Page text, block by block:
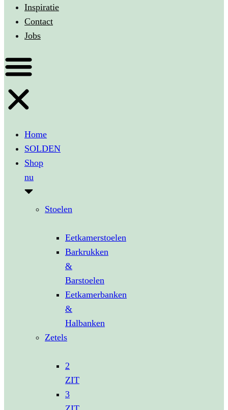
Inspiratie
Contact
Jobs
Home
SOLDEN
Shop
nu
Stoelen
Eetkamerstoelen
Barkrukken
&
Barstoelen
Eetkamerbanken
&
Halbanken
Zetels
2
ZIT
3